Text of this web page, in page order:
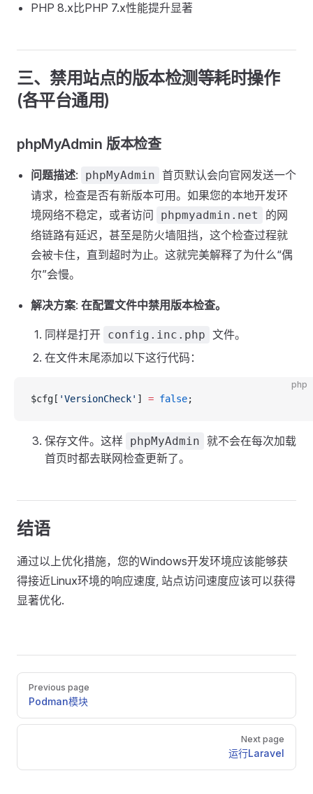
PHP 8.x比PHP 7.x性能提升显著
三、禁用站点的版本检测等耗时操作
(各平台通用)
phpMyAdmin 版本检查
问题描述: phpMyAdmin 首页默认会向官网发送一个
请求，检查是否有新版本可用。如果您的本地开发环
境网络不稳定，或者访问
phpmyadmin.net
的网
络链路有延迟，甚至是防火墙阻挡，这个检查过程就
会被卡住，直到超时为止。这就完美解释了为什么“偶
尔”会慢。
解决方案: 在配置文件中禁用版本检查。
同样是打开 config.inc.php 文件。
在文件末尾添加以下这行代码：
php
$cfg[ 'VersionCheck' ] = false;
保存文件。这样 phpMyAdmin 就不会在每次加载
首页时都去联网检查更新了。
结语
通过以上优化措施，您的Windows开发环境应该能够获
得接近Linux环境的响应速度, 站点访问速度应该可以获得
显著优化.
Pager
Previous page
Podman模块
Next page
运行Laravel